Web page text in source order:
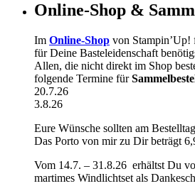
Online-Shop &
Im Online-Shop von Stampin’Up!
für Deine Basteleidenschaft
Allen, die nicht direkt im Shop
folgende Termine für
20.7.26
3.8.26
Eure Wünsche sollten am
Das Porto von mir zu Dir beträgt
Vom 14.7. – 31.8.26 erhältst Du
martimes Windlichtset als